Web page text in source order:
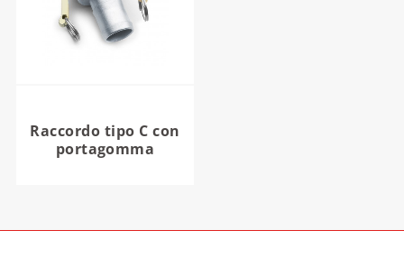
Raccordo tipo C con
portagomma